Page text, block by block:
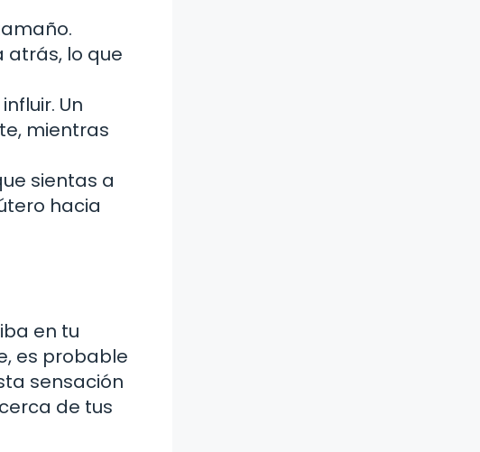
atrás, lo que
Un
mientras
sientas a
hacia
en tu
es probable
sensación
de tus